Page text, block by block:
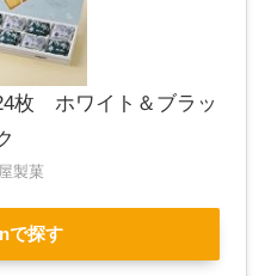
ホワイト＆ブラッ
製菓
で探す